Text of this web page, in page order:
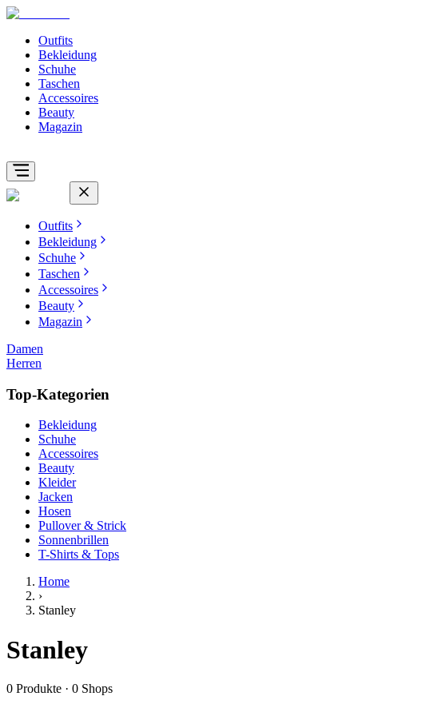
Outfits
Bekleidung
Schuhe
Taschen
Accessoires
Beauty
Magazin
Outfits
Bekleidung
Schuhe
Taschen
Accessoires
Beauty
Magazin
Damen
Herren
Top-Kategorien
Bekleidung
Schuhe
Accessoires
Beauty
Kleider
Jacken
Hosen
Pullover & Strick
Sonnenbrillen
T-Shirts & Tops
Home
›
Stanley
Stanley
0 Produkte · 0 Shops